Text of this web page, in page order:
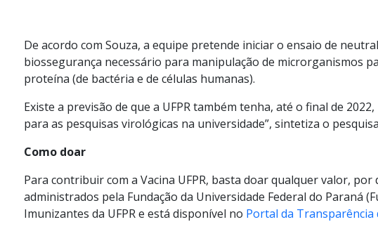
De acordo com Souza, a equipe pretende iniciar o ensaio de
biossegurança necessário para manipulação de microrganismos
proteína (de bactéria e de células humanas).
Existe a previsão de que a UFPR também tenha, até o final de
para as pesquisas virológicas na universidade”, sintetiza o
Como doar
Para contribuir com a Vacina UFPR, basta doar qualquer valor,
administrados pela Fundação da Universidade Federal do Paraná
Imunizantes da UFPR e está disponível no Portal da Transparência